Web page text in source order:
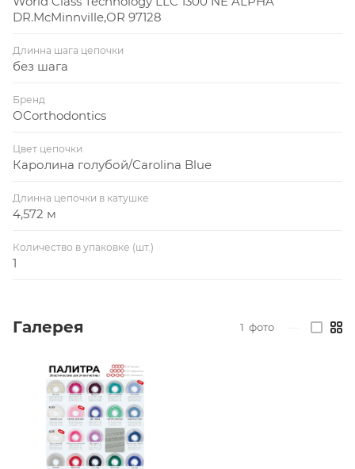
DR.McMinnville,OR 97128
Длинна шага цепочки
без шага
Бренд
OCorthodontics
Цвет цепочки
Каролина голубой/Carolina Blue
Длинна цепочки в катушке
4,572 м
Количество в упаковке (шт.)
1
Галерея 1 фото